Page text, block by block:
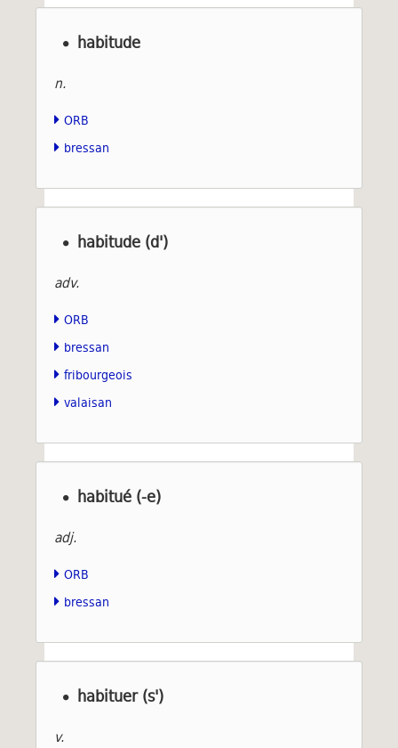
habitude
n.
ORB
bressan
habitude (d')
adv.
ORB
bressan
fribourgeois
valaisan
habitué (-e)
adj.
ORB
bressan
habituer (s')
v.